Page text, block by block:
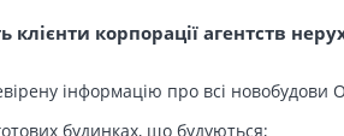
корпорації агентств
інформацію про всі новобудови
будинках, що будуються;